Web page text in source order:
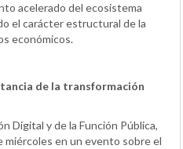
acelerado del ecosistema
el carácter estructural de la
económicos.
de la transformación
Digital y de la Función Pública,
miércoles en un evento sobre el